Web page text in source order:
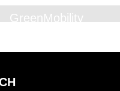
GreenMobility